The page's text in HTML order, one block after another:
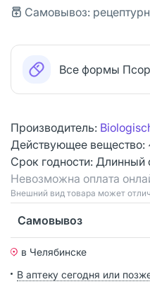
Самовывоз:
Все формы
Производитель:
Действующее вещество:
Срок годности: Длинный
Невозможна оплата
Bнешний вид товара может
Самовывоз
в Челябинске
В аптеку сегодня или